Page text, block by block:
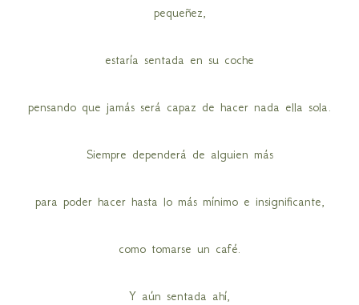
pequeñez,
estaría sentada en su coche
pensando que jamás será capaz de hacer nada ella sola.
Siempre dependerá de alguien más
para poder hacer hasta lo más mínimo e insignificante,
como tomarse un café.
Y aún sentada ahí,